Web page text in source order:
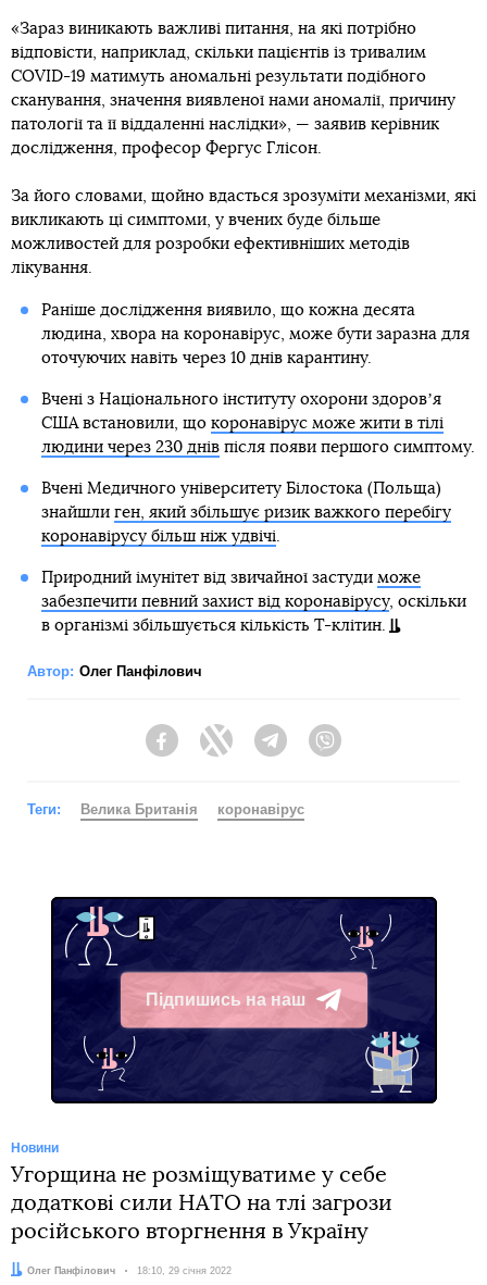
«Зараз виникають важливі питання, на які потрібно
відповісти, наприклад, скільки пацієнтів із тривалим
COVID-19 матимуть аномальні результати подібного
сканування, значення виявленої нами аномалії, причину
патології та її віддаленні наслідки», — заявив керівник
дослідження, професор Фергус Глісон.
За його словами, щойно вдасться зрозуміти механізми, які
викликають ці симптоми, у вчених буде більше
можливостей для розробки ефективніших методів
лікування.
Раніше дослідження виявило, що кожна десята
людина, хвора на коронавірус, може бути заразна для
оточуючих навіть через 10 днів карантину.
Вчені з Національного інституту охорони здоровʼя
США встановили, що коронавірус може жити в тілі
людини через 230 днівпісля появи першого симптому.
Вчені Медичного університету Білостока (Польща)
знайшли ген, який збільшує ризик важкого перебігу
коронавірусу більш ніж удвічі.
Природний імунітет від звичайної застуди може
забезпечити певний захист від коронавірусу, оскільки
в організмі збільшується кількість Т-клітин.
Автор: Олег Панфілович
FacebookTwitter Telegram
Теги: Велика Британія коронавірус
Підпишись на наш
Telegram
Новини
Угорщина не розміщуватиме у себе
додаткові сили НАТО на тлі загрози
російського вторгнення в Україну
Автор:
Олег Панфілович Дата:
18:10, 29 січня 2022